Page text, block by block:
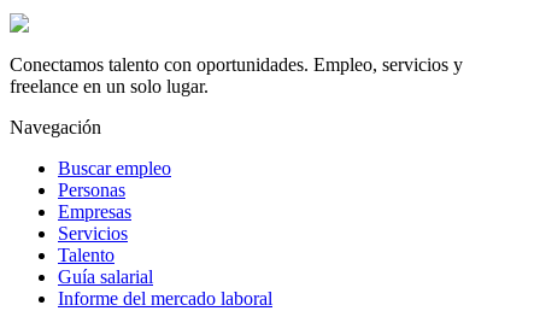
Conectamos talento con oportunidades. Empleo, servicios y
freelance en un solo lugar.
Navegación
Buscar empleo
Personas
Empresas
Servicios
Talento
Guía salarial
Informe del mercado laboral